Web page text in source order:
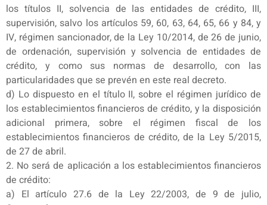
los títulos II, solvencia de las entidades de crédito, III,
supervisión, salvo los artículos 59, 60, 63, 64, 65, 66 y 84, y
IV, régimen sancionador, de la Ley 10/2014, de 26 de junio,
de ordenación, supervisión y solvencia de entidades de
crédito, y como sus normas de desarrollo, con las
particularidades que se prevén en este real decreto.
d) Lo dispuesto en el título II, sobre el régimen jurídico de
los establecimientos financieros de crédito, y la disposición
adicional primera, sobre el régimen fiscal de los
establecimientos financieros de crédito, de la Ley 5/2015,
de 27 de abril.
2. No será de aplicación a los establecimientos financieros
de crédito:
a) El artículo 27.6 de la Ley 22/2003, de 9 de julio,